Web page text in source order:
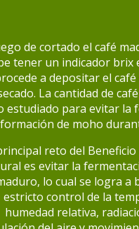
de cortado el café
tener un indicador brix
a depositar el café
La cantidad de
estudiado para evitar la
de moho
reto del Beneficio
es evitar la
lo cual se logra a
estricto control de la
humedad relativa,